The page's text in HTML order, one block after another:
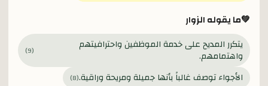
💚ما يقوله الزوار
يتكرر المديح على خدمة الموظفين واحترافيتهم
واهتمامهم. (
9
)
الأجواء توصف غالباً بأنها جميلة ومريحة وراقية.(
8
)